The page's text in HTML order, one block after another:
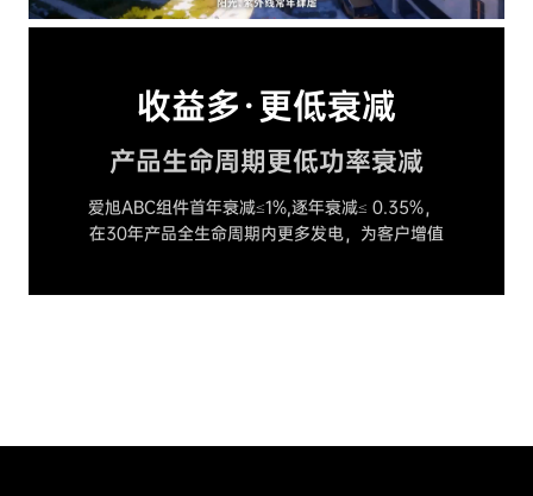
收益多·更低衰减
产品生命周期更低功率衰减
爱旭ABC组件首年衰减≤1%,逐年衰减≤ 0.35%，
在30年产品全生命周期内更多发电，为客户增值